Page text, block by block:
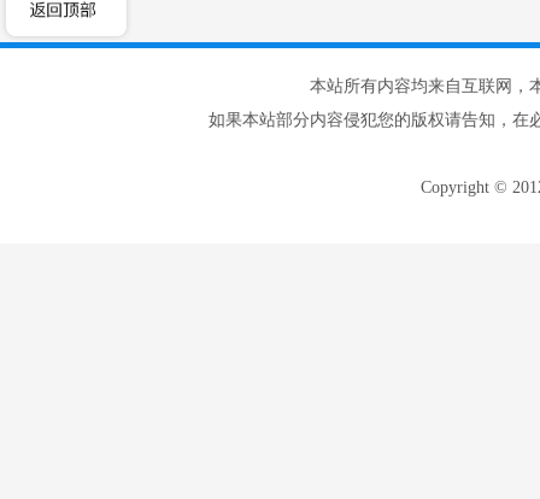
本站所有内容均来自互联网，
如果本站部分内容侵犯您的版权请告知，在
Copyright ©